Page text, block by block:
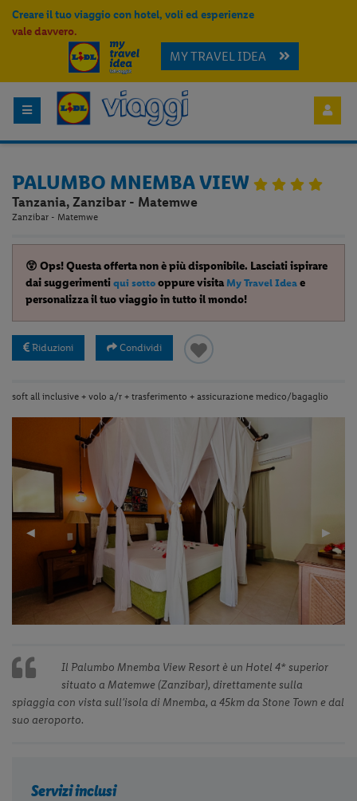
Creare il tuo viaggio con hotel, voli ed esperienze
vale davvero.
MY TRAVEL IDEA
PALUMBO MNEMBA VIEW
Tanzania, Zanzibar - Matemwe
Zanzibar - Matemwe
😲 Ops! Questa offerta non è più disponibile. Lasciati ispirare
dai suggerimentiqui sotto oppure visita My Travel Idea e
personalizza il tuo viaggio in tutto il mondo!
Riduzioni Condividi
soft all inclusive + volo a/r + trasferimento + assicurazione medico/bagaglio
Previous
◀︎
Next
Slide
▶︎
Il Palumbo Mnemba View Resort è un Hotel 4* superior
situato a Matemwe (Zanzibar), direttamente sulla
spiaggia con vista sull’isola di Mnemba, a 45km da Stone Town e dal
suo aeroporto.
Servizi inclusi